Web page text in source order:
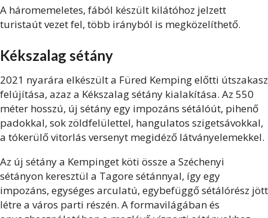
A háromemeletes, fából készült kilátóhoz jelzett
turistaút vezet fel, több irányból is megközelíthető.
Kékszalag sétány
2021 nyarára elkészült a Füred Kemping előtti útszakasz
felújítása, azaz a Kékszalag sétány kialakítása. Az 550
méter hosszú, új sétány egy impozáns sétálóút, pihenő
padokkal, sok zöldfelülettel, hangulatos szigetsávokkal,
a tókerülő vitorlás versenyt megidéző látványelemekkel.
Az új sétány a Kempinget köti össze a Széchenyi
sétányon keresztül a Tagore sétánnyal, így egy
impozáns, egységes arculatú, egybefüggő sétálórész jött
létre a város parti részén. A formavilágában és